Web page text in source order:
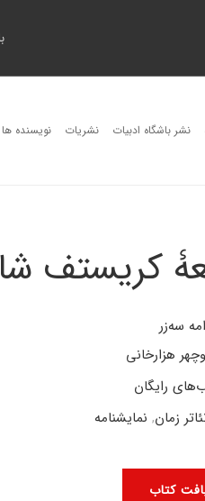
نشر باشگاه ادبیات نشریات نویسنده ها
کریستف
کتاب
امه سه‌زر
هزارخانی
رایگان
زمان, نمایشنامه